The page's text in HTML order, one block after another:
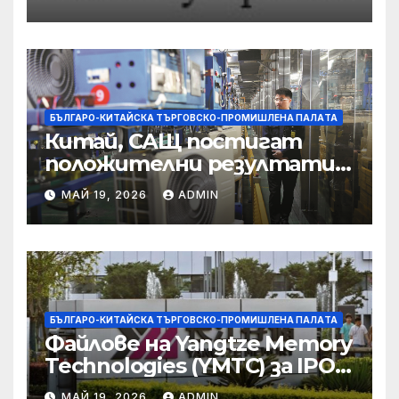
съсредоточи върху
борбата с
корпоративната
престъпност
БЪЛГАРО-КИТАЙСКА ТЪРГОВСКО-ПРОМИШЛЕНА ПАЛAТА
Китай, САЩ постигат
положителни резултати в
икономическите и
търговски консултации:
министерство
МАЙ 19, 2026 ADMIN
БЪЛГАРО-КИТАЙСКА ТЪРГОВСКО-ПРОМИШЛЕНА ПАЛAТА
Файлове на Yangtze Memory
Technologies (YMTC) за IPO
на STAR Market